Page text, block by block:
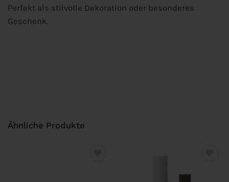
Perfekt als stilvolle Dekoration oder besonderes
Geschenk.
Ähnliche Produkte